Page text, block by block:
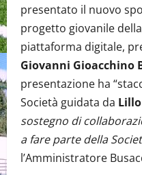
presentato il nuovo
progetto giovanile della
piattaforma digitale,
Giovanni Gioacchino
presentazione ha
Società guidata da
sostegno di
a fare parte della
l’Amministratore